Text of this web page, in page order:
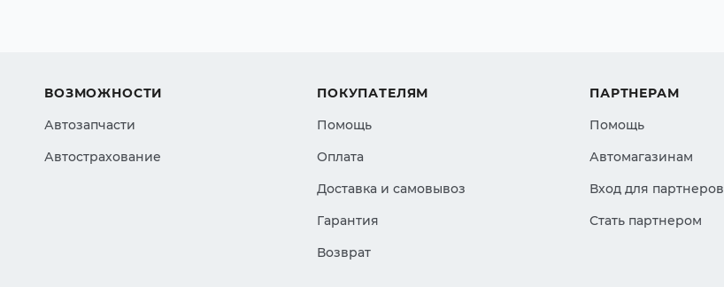
ВОЗМОЖНОСТИ
Автозапчасти
Автострахование
ПОКУПАТЕЛЯМ
Помощь
Оплата
Доставка и самовывоз
Гарантия
Возврат
ПАРТНЕРАМ
Помощь
Автомагазинам
Вход для партнеров
Стать партнером